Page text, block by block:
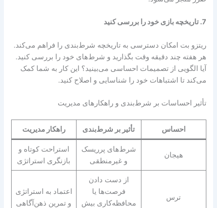
7. تاریخچه بازی خود را بررسی کنید
ریتزو بت امکان دسترسی به تاریخچه شرط‌بندی را فراهم می‌کند.
هر هفته چند دقیقه وقت بگذارید و شرط‌های خود را بررسی کنید.
آیا الگویی از تصمیمات احساسی می‌بینید؟ این کار به شما کمک
می‌کند تا اشتباهات خود را شناسایی و اصلاح کنید.
تأثیر احساسات بر شرط‌بندی و راهکارهای مدیریت
احساس تأثیر بر شرط‌بندی راهکار مدیریت
هیجان
شرط‌های پرریسک
و غیرمنطقی
استراحت کوتاه و
بازنگری استراتژی
ترس
از دست دادن
فرصت‌ها یا
محافظه‌کاری بیش
اعتماد به استراتژی
و تمرین ذهن‌آگاهی